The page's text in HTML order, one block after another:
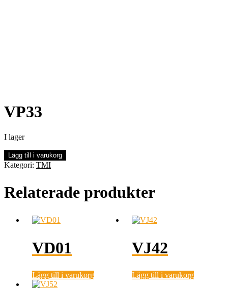
VP33
I lager
VP33
mängd
Lägg till i varukorg
Kategori: TMI
Relaterade produkter
VD01
Lägg till i varukorg
VJ42
Lägg till i varukorg